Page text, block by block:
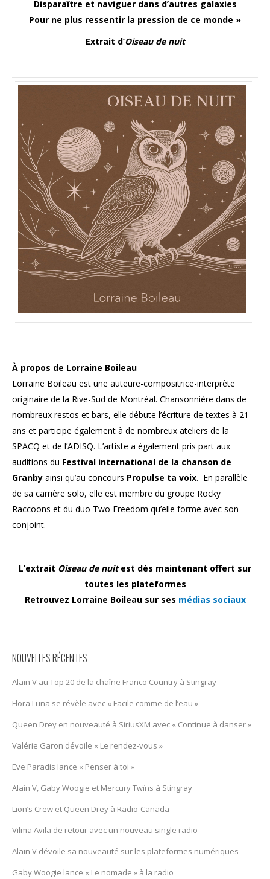
Disparaître et naviguer dans d’autres galaxies
Pour ne plus ressentir la pression de ce monde »
Extrait d’Oiseau de nuit
À propos de Lorraine Boileau
Lorraine Boileau est une auteure-compositrice-interprète
originaire de la Rive-Sud de Montréal. Chansonnière dans de
nombreux restos et bars, elle débute l’écriture de textes à 21
ans et participe également à de nombreux ateliers de la
SPACQ et de l’ADISQ. L’artiste a également pris part aux
auditions du Festival international de la chanson de
Granby ainsi qu’au concours Propulse ta voix. En parallèle
de sa carrière solo, elle est membre du groupe Rocky
Raccoons et du duo Two Freedom qu’elle forme avec son
conjoint.
L’extrait Oiseau de nuitest dès maintenant offert sur
toutes les plateformes
Retrouvez Lorraine Boileau sur ses médias sociaux
NOUVELLES RÉCENTES
Alain V au Top 20 de la chaîne Franco Country à Stingray
Flora Luna se révèle avec « Facile comme de l’eau »
Queen Drey en nouveauté à SiriusXM avec « Continue à danser »
Valérie Garon dévoile « Le rendez-vous »
Eve Paradis lance « Penser à toi »
Alain V, Gaby Woogie et Mercury Twïns à Stingray
Lion’s Crew et Queen Drey à Radio-Canada
Vilma Avila de retour avec un nouveau single radio
Alain V dévoile sa nouveauté sur les plateformes numériques
Gaby Woogie lance « Le nomade » à la radio